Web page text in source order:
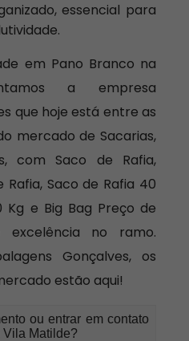
essencial para
em Pano Branco na
a empresa
que hoje está entre as
mercado de Sacarias,
com Saco de Rafia,
Saco de Rafia 40
Kg e Big Bag Preço de
excelência no ramo.
Gonçalves, os
estão aqui!
ou entrar em contato
Vila Matilde?